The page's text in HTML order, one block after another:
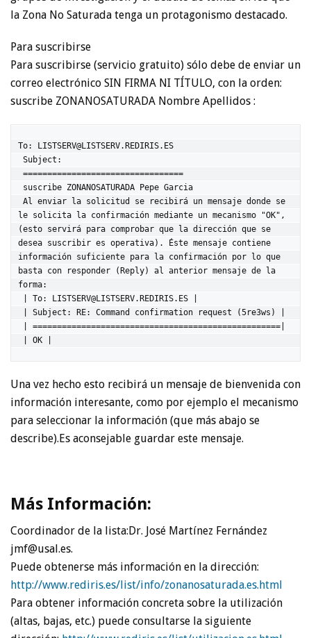
la Zona No Saturada tenga un protagonismo destacado.
Para suscribirse
Para suscribirse (servicio gratuito) sólo debe de enviar un
correo electrónico SIN FIRMA NI TÍTULO, con la orden:
suscribe ZONANOSATURADA Nombre Apellidos :
To: LISTSERV@LISTSERV.REDIRIS.ES
le solicita la confirmación mediante un mecanismo "OK",
(esto servirá para comprobar que la dirección que se
desea suscribir es operativa). Éste mensaje contiene
información suficiente para la confirmación por lo que
basta con responder (Reply) al anterior mensaje de la
forma:
| OK |
Una vez hecho esto recibirá un mensaje de bienvenida con
información interesante, como por ejemplo el mecanismo
para seleccionar la información (que más abajo se
describe).Es aconsejable guardar este mensaje.
Más Información:
Coordinador de la lista:Dr. José Martínez Fernández
jmf@usal.es.
Puede obtenerse más información en la dirección:
http://www.rediris.es/list/info/zonanosaturada.es.html
Para obtener información concreta sobre la utilización
(altas, bajas, etc.) puede consultarse la siguiente